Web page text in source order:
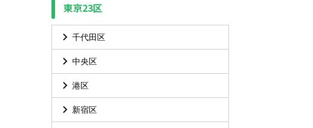
東京23区
千代田区
中央区
港区
新宿区